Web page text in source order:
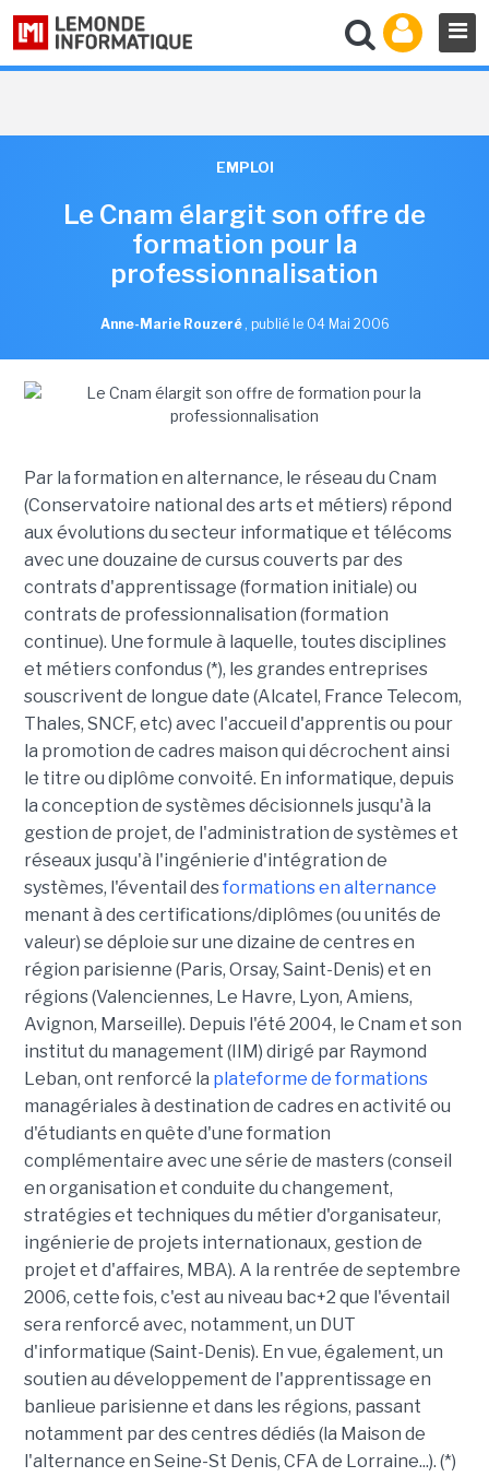
EMPLOI
Le Cnam élargit son offre de
formation pour la
professionnalisation
Anne-Marie Rouzeré , publié le 04 Mai 2006
Par la formation en alternance, le réseau du Cnam
(Conservatoire national des arts et métiers) répond
aux évolutions du secteur informatique et télécoms
avec une douzaine de cursus couverts par des
contrats d'apprentissage (formation initiale) ou
contrats de professionnalisation (formation
continue). Une formule à laquelle, toutes disciplines
et métiers confondus (*), les grandes entreprises
souscrivent de longue date (Alcatel, France Telecom,
Thales, SNCF, etc) avec l'accueil d'apprentis ou pour
la promotion de cadres maison qui décrochent ainsi
le titre ou diplôme convoité. En informatique, depuis
la conception de systèmes décisionnels jusqu'à la
gestion de projet, de l'administration de systèmes et
réseaux jusqu'à l'ingénierie d'intégration de
systèmes, l'éventail desformations en alternance
menant à des certifications/diplômes (ou unités de
valeur) se déploie sur une dizaine de centres en
région parisienne (Paris, Orsay, Saint-Denis) et en
régions (Valenciennes, Le Havre, Lyon, Amiens,
Avignon, Marseille). Depuis l'été 2004, le Cnam et son
institut du management (IIM) dirigé par Raymond
Leban, ont renforcé la plateforme de formations
managériales à destination de cadres en activité ou
d'étudiants en quête d'une formation
complémentaire avec une série de masters (conseil
en organisation et conduite du changement,
stratégies et techniques du métier d'organisateur,
ingénierie de projets internationaux, gestion de
projet et d'affaires, MBA). A la rentrée de septembre
2006, cette fois, c'est au niveau bac+2 que l'éventail
sera renforcé avec, notamment, un DUT
d'informatique (Saint-Denis). En vue, également, un
soutien au développement de l'apprentissage en
banlieue parisienne et dans les régions, passant
notamment par des centres dédiés (la Maison de
l'alternance en Seine-St Denis, CFA de Lorraine...). (*)